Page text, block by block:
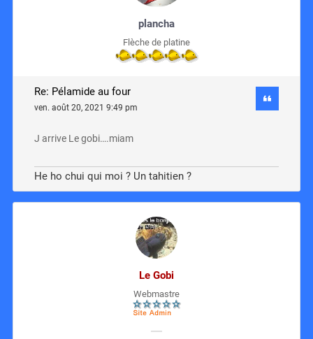
plancha
Flèche de platine
Re: Pélamide au four
ven. août 20, 2021 9:49 pm
J arrive Le gobi….miam
He ho chui qui moi ? Un tahitien ?
Le Gobi
Webmastre